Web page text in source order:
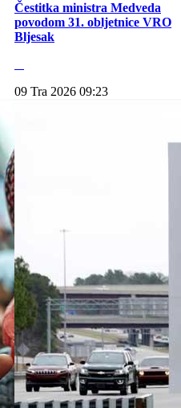
Čestitka ministra Medveda
povodom 31. obljetnice VRO
Bljesak
09 Tra 2026 09:23